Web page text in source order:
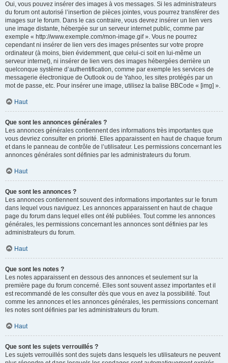
Oui, vous pouvez insérer des images à vos messages. Si les administrateurs
du forum ont autorisé l’insertion de pièces jointes, vous pourrez transférer des
images sur le forum. Dans le cas contraire, vous devrez insérer un lien vers
une image distante, hébergée sur un serveur internet public, comme par
exemple « http://www.exemple.com/mon-image.gif ». Vous ne pourrez
cependant ni insérer de lien vers des images présentes sur votre propre
ordinateur (à moins, bien évidemment, que celui-ci soit en lui-même un
serveur internet), ni insérer de lien vers des images hébergées derrière un
quelconque système d’authentification, comme par exemple les services de
messagerie électronique de Outlook ou de Yahoo, les sites protégés par un
mot de passe, etc. Pour insérer une image, utilisez la balise BBCode « [img] ».
Haut
Que sont les annonces générales ?
Les annonces générales contiennent des informations très importantes que
vous devriez consulter en priorité. Elles apparaissent en haut de chaque forum
et dans le panneau de contrôle de l’utilisateur. Les permissions concernant les
annonces générales sont définies par les administrateurs du forum.
Haut
Que sont les annonces ?
Les annonces contiennent souvent des informations importantes sur le forum
dans lequel vous naviguez. Les annonces apparaissent en haut de chaque
page du forum dans lequel elles ont été publiées. Tout comme les annonces
générales, les permissions concernant les annonces sont définies par les
administrateurs du forum.
Haut
Que sont les notes ?
Les notes apparaissent en dessous des annonces et seulement sur la
première page du forum concerné. Elles sont souvent assez importantes et il
est recommandé de les consulter dès que vous en avez la possibilité. Tout
comme les annonces et les annonces générales, les permissions concernant
les notes sont définies par les administrateurs du forum.
Haut
Que sont les sujets verrouillés ?
Les sujets verrouillés sont des sujets dans lesquels les utilisateurs ne peuvent